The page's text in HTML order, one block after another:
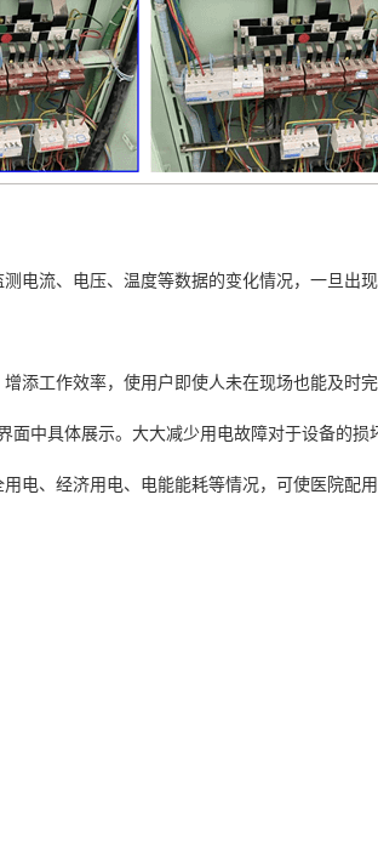
电流、电压、温度等数据的变化情况，一旦出
添工作效率，使用户即使人未在现场也能及时完
中具体展示。大大减少用电故障对于设备的损
电、经济用电、电能能耗等情况，可使医院配